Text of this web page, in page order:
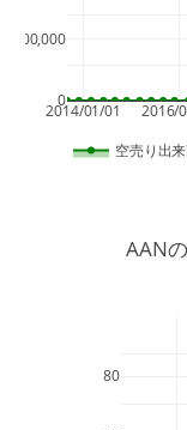
2014/01/01 2016/
0
100,000
空売り出
80
AAN